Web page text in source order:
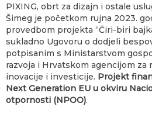
PIXING, obrt za dizajn i ostale
Šimeg je početkom rujna 2023.
provedbom projekta “Čiri-biri
sukladno Ugovoru o dodjeli
potpisanim s Ministarstvom
razvoja i Hrvatskom agencijom za
inovacije i investicije. Projekt
Next Generation EU u okviru
otpornosti (NPOO).